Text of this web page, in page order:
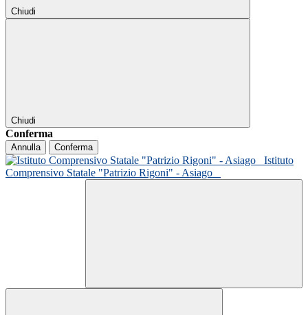
Chiudi
Chiudi
Conferma
Annulla Conferma
Istituto
Comprensivo Statale "Patrizio Rigoni" - Asiago